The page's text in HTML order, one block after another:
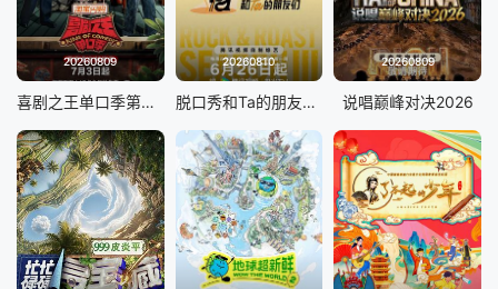
20260809
喜剧之王单口季第三季
20260810
脱口秀和Ta的朋友们 第三季
20260809
说唱巅峰对决2026